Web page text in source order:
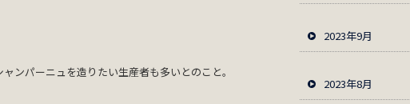
ンパーニュを造りたい生産者も多いとのこと。
2023年9月
2023年8月